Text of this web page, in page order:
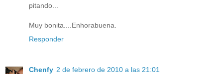
pitando...
Muy bonita....Enhorabuena.
Responder
Chenfy 2 de febrero de 2010 a las 21:01